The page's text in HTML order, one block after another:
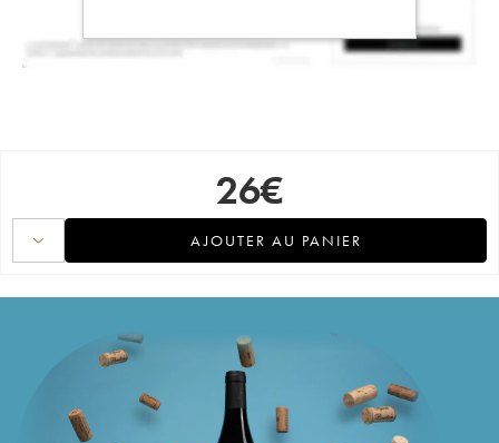
26€
AJOUTER AU PANIER